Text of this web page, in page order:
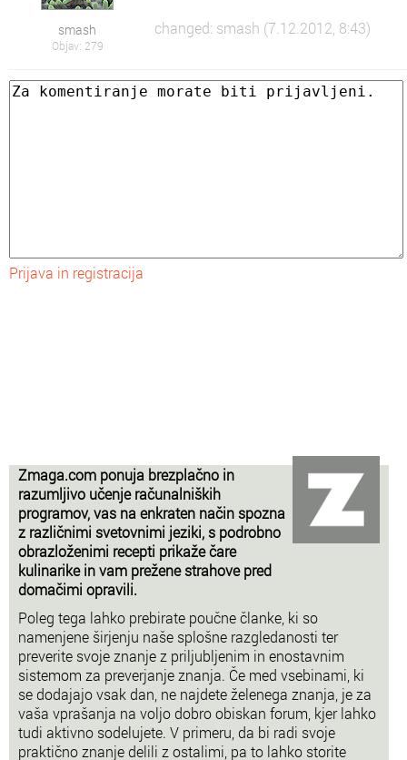
smash
Objav: 279
changed: smash (7.12.2012, 8:43)
Prijava in registracija
Zmaga.com ponuja brezplačno in
razumljivo učenje računalniških
programov, vas na enkraten način spozna
z različnimi svetovnimi jeziki, s podrobno
obrazloženimi recepti prikaže čare
kulinarike in vam prežene strahove pred
domačimi opravili.
Poleg tega lahko prebirate poučne članke, ki so
namenjene širjenju naše splošne razgledanosti ter
preverite svoje znanje z priljubljenim in enostavnim
sistemom za preverjanje znanja. Če med vsebinami, ki
se dodajajo vsak dan, ne najdete želenega znanja, je za
vaša vprašanja na voljo dobro obiskan forum, kjer lahko
tudi aktivno sodelujete. V primeru, da bi radi svoje
praktično znanje delili z ostalimi, pa to lahko storite